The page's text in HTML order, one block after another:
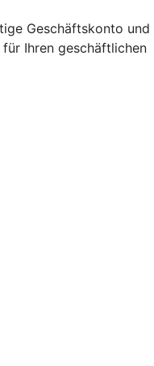
Geschäftskonto und
Ihren geschäftlichen